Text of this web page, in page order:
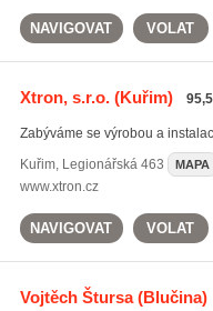
NAVIGOVAT VOLAT
Xtron, s.r.o.(Kuřim)
Zabýváme se výrobou a
Kuřim, Legionářská 463 MAPA
www.xtron.cz
NAVIGOVAT VOLAT
Vojtěch Štursa(Blučina)